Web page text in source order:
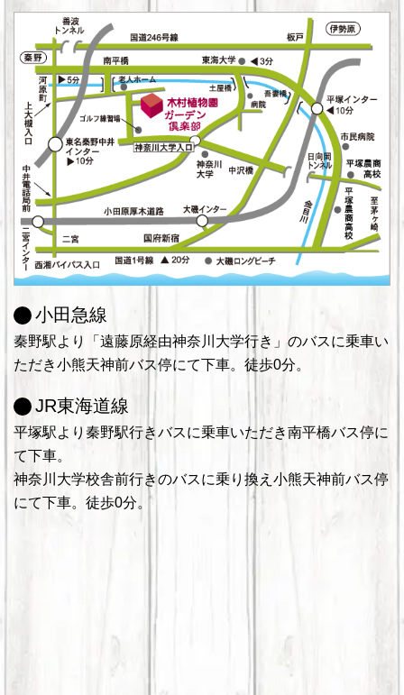
小田急線
秦野駅より「遠藤原経由神奈川大学行き」のバスに乗車い
ただき小熊天神前バス停にて下車。徒歩0分。
JR東海道線
平塚駅より秦野駅行きバスに乗車いただき南平橋バス停に
て下車。
神奈川大学校舎前行きのバスに乗り換え小熊天神前バス停
にて下車。徒歩0分。